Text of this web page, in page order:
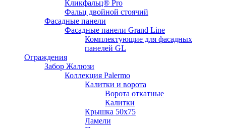
Кликфальц® Pro
Фальц двoйной стоячий
Фасадные панели
Фасадные панели Grand Line
Комплектующие для фасадных
панелей GL
Ограждения
Забор Жалюзи
Коллекция Palermo
Калитки и ворота
Ворота откатные
Калитки
Крышка 50х75
Ламели